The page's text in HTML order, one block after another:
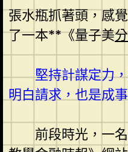
張水瓶抓著頭，感
了一本**《量子美
堅持計謀定力
明白請求，也是成
前段時光，一